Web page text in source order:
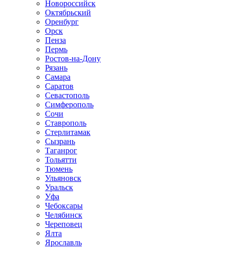
Новороссийск
Октябрьский
Оренбург
Орск
Пенза
Пермь
Ростов-на-Дону
Рязань
Самара
Саратов
Севастополь
Симферополь
Сочи
Ставрополь
Стерлитамак
Сызрань
Таганрог
Тольятти
Тюмень
Ульяновск
Уральск
Уфа
Чебоксары
Челябинск
Череповец
Ялта
Ярославль